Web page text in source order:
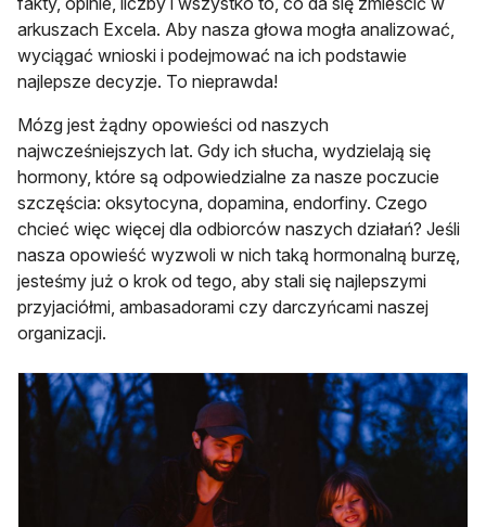
arkuszach Excela. Aby nasza głowa mogła analizować,
wyciągać wnioski i podejmować na ich podstawie
najlepsze decyzje. To nieprawda!
Mózg jest żądny opowieści od naszych
najwcześniejszych lat. Gdy ich słucha, wydzielają się
hormony, które są odpowiedzialne za nasze poczucie
szczęścia: oksytocyna, dopamina, endorfiny. Czego
chcieć więc więcej dla odbiorców naszych działań? Jeśli
nasza opowieść wyzwoli w nich taką hormonalną burzę,
jesteśmy już o krok od tego, aby stali się najlepszymi
przyjaciółmi, ambasadorami czy darczyńcami naszej
organizacji.